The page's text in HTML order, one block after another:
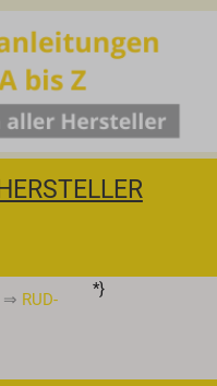
⇒ RUD-
*}